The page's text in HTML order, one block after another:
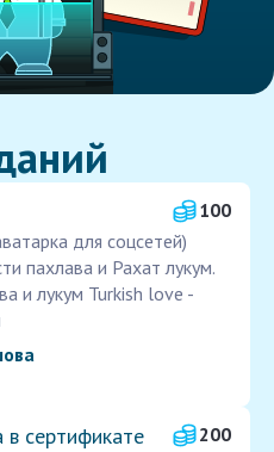
100
для соцсетей)
пахлава и Рахат лукум.
и лукум Turkish love -
в сертификате
200